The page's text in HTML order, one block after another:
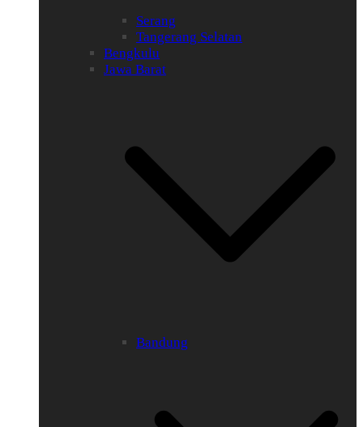
Serang
Tangerang Selatan
Bengkulu
Jawa Barat
Bandung